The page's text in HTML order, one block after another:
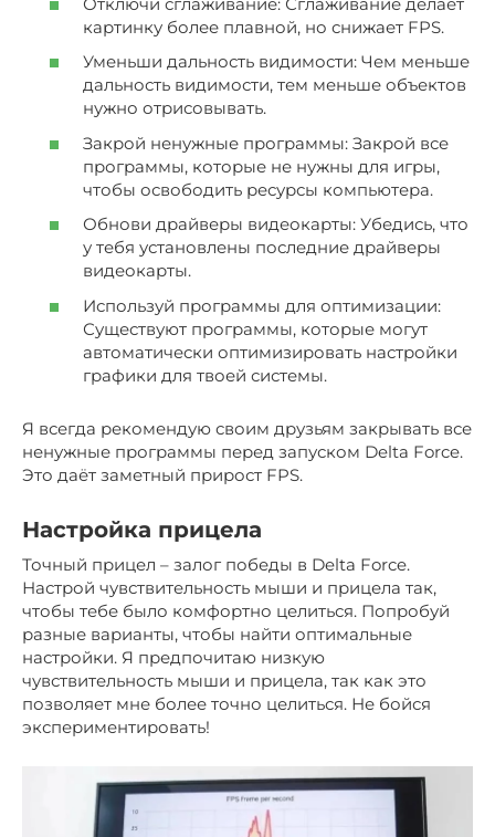
картинку более плавной, но снижает FPS.
Уменьши дальность видимости: Чем меньше
дальность видимости, тем меньше объектов
нужно отрисовывать.
Закрой ненужные программы: Закрой все
программы, которые не нужны для игры,
чтобы освободить ресурсы компьютера.
Обнови драйверы видеокарты: Убедись, что
у тебя установлены последние драйверы
видеокарты.
Используй программы для оптимизации:
Существуют программы, которые могут
автоматически оптимизировать настройки
графики для твоей системы.
Я всегда рекомендую своим друзьям закрывать все
ненужные программы перед запуском Delta Force.
Это даёт заметный прирост FPS.
Настройка прицела
Точный прицел – залог победы в Delta Force.
Настрой чувствительность мыши и прицела так,
чтобы тебе было комфортно целиться. Попробуй
разные варианты, чтобы найти оптимальные
настройки. Я предпочитаю низкую
чувствительность мыши и прицела, так как это
позволяет мне более точно целиться. Не бойся
экспериментировать!